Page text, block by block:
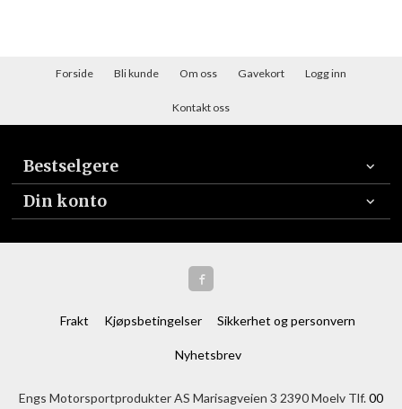
Forside Bli kunde Om oss Gavekort Logg inn
Kontakt oss
Bestselgere
Din konto
Frakt Kjøpsbetingelser Sikkerhet og personvern
Nyhetsbrev
Engs Motorsportprodukter AS Marisagveien 3 2390 Moelv Tlf.00